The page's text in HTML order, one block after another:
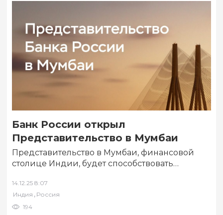
Банк России открыл
Представительство в Мумбаи
Представительство в Мумбаи, финансовой
столице Индии, будет способствовать
финансового сектора Российской Федерации
на одном из…
14.12.25 8:07
Индия , Россия
194